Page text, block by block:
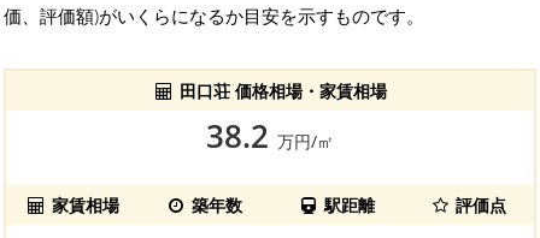
価、評価額)がいくらになるか目安を示すものです。
田口荘 価格相場・家賃相場
38.2 万円/㎡
家賃相場 築年数 駅距離 評価点